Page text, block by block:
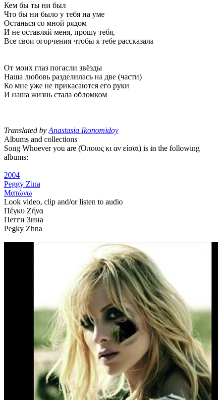
Кем бы ты ни был
Что бы ни было у тебя на уме
Останься со мной рядом
И не оставляй меня, прошу тебя,
Все свои огорчения чтобы я тебе рассказала
От моих глаз погасли звёзды
Наша любовь разделилась на две (части)
Ко мне уже не прикасаются его руки
И наша жизнь стала обломком
Translated by Anastasia Ikonomidoy
Albums and collections
Song Whoever you are (Όποιος κι αν είσαι) is in the following
albums:
2004
Peggy Zina
Ματώνω
Look video, clip and/or listen to audio
Πέγκυ Ζήνα
Пегги Зина
Pegky Zhna